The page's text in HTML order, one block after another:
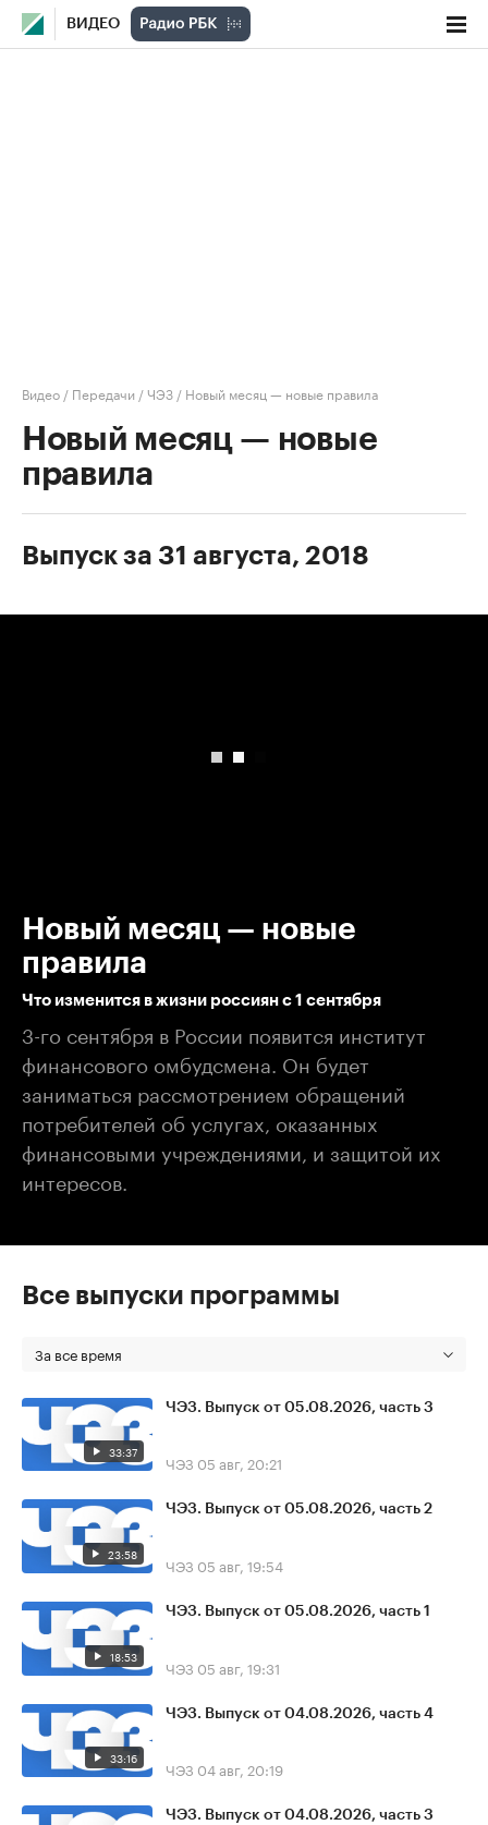
ВИДЕО
Видео / Передачи /ЧЭЗ / Новый месяц — новые правила
Новый месяц — новые
правила
Выпуск за 31 августа, 2018
Новый месяц — новые
правила
Что изменится в жизни россиян с 1 сентября
3-го сентября в России появится институт
финансового омбудсмена. Он будет
заниматься рассмотрением обращений
потребителей об услугах, оказанных
финансовыми учреждениями, и защитой их
интересов.
Все выпуски программы
За все время
33:37
ЧЭЗ. Выпуск от 05.08.2026, часть 3
ЧЭЗ 05 авг, 20:21
23:58
ЧЭЗ. Выпуск от 05.08.2026, часть 2
ЧЭЗ 05 авг, 19:54
18:53
ЧЭЗ. Выпуск от 05.08.2026, часть 1
ЧЭЗ 05 авг, 19:31
33:16
ЧЭЗ. Выпуск от 04.08.2026, часть 4
ЧЭЗ 04 авг, 20:19
ЧЭЗ. Выпуск от 04.08.2026, часть 3